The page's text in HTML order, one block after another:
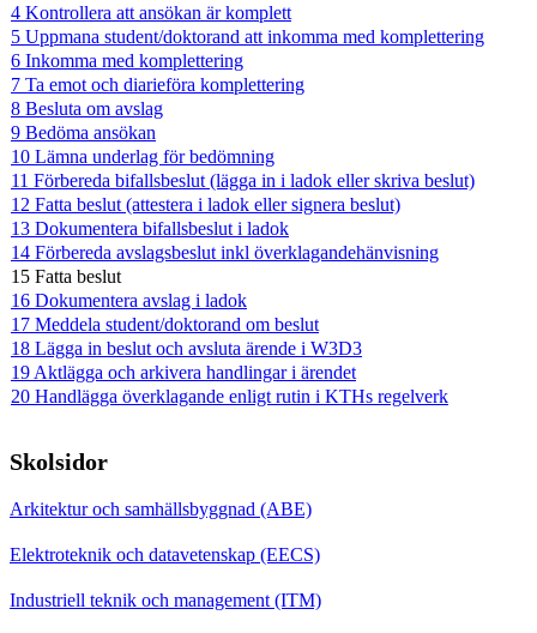
4 Kontrollera att ansökan är komplett
5 Uppmana student/doktorand att inkomma med komplettering
6 Inkomma med komplettering
7 Ta emot och diarieföra komplettering
8 Besluta om avslag
9 Bedöma ansökan
10 Lämna underlag för bedömning
11 Förbereda bifallsbeslut (lägga in i ladok eller skriva beslut)
12 Fatta beslut (attestera i ladok eller signera beslut)
13 Dokumentera bifallsbeslut i ladok
14 Förbereda avslagsbeslut inkl överklagandehänvisning
15 Fatta beslut
16 Dokumentera avslag i ladok
17 Meddela student/doktorand om beslut
18 Lägga in beslut och avsluta ärende i W3D3
19 Aktlägga och arkivera handlingar i ärendet
20 Handlägga överklagande enligt rutin i KTHs regelverk
Skolsidor
Arkitektur och samhällsbyggnad (ABE)
Elektroteknik och datavetenskap (EECS)
Industriell teknik och management (ITM)